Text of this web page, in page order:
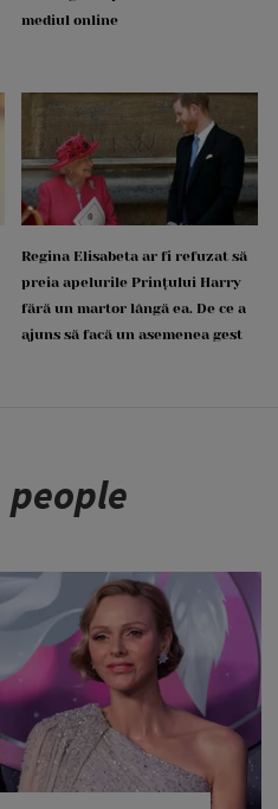
mediul online
Regina Elisabeta ar fi refuzat să
preia apelurile Prințului Harry
fără un martor lângă ea. De ce a
ajuns să facă un asemenea gest
people